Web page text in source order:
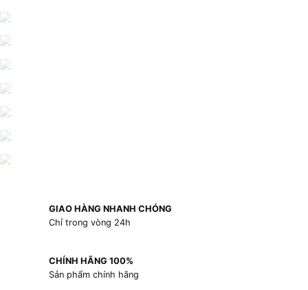
GIAO HÀNG NHANH CHÓNG
Chỉ trong vòng 24h
CHÍNH HÃNG 100%
Sản phẩm chính hãng